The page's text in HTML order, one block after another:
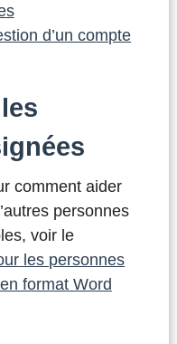
d’un compte
comment aider
personnes
​, voir le
les personnes
format Word